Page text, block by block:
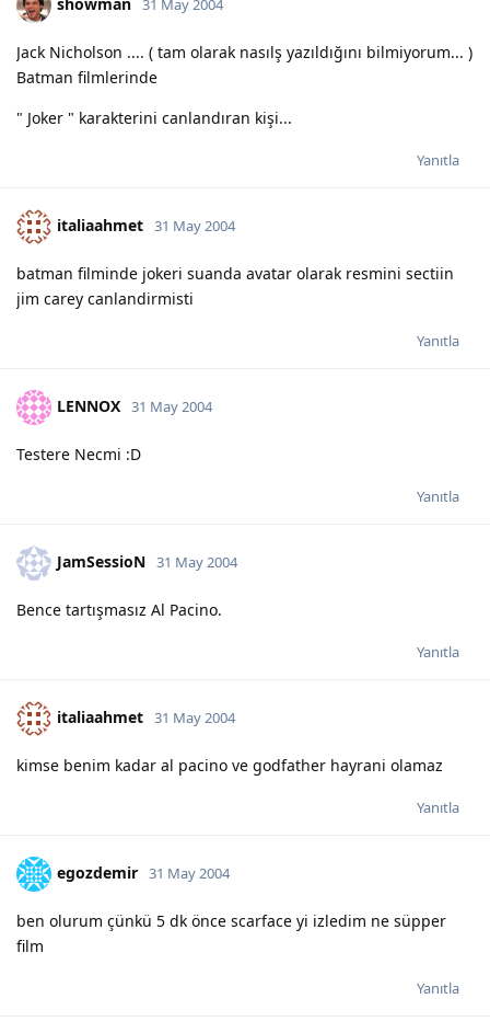
31 May 2004
Jack Nicholson .... ( tam olarak nasılş yazıldığını bilmiyorum... )
Batman filmlerinde
" Joker " karakterini canlandıran kişi...
Yanıtla
italiaahmet 31 May 2004
batman filminde jokeri suanda avatar olarak resmini sectiin
jim carey canlandirmisti
Yanıtla
LENNOX 31 May 2004
Testere Necmi :D
Yanıtla
JamSessioN 31 May 2004
Bence tartışmasız Al Pacino.
Yanıtla
italiaahmet 31 May 2004
kimse benim kadar al pacino ve godfather hayrani olamaz
Yanıtla
egozdemir 31 May 2004
ben olurum çünkü 5 dk önce scarface yi izledim ne süpper
film
Yanıtla